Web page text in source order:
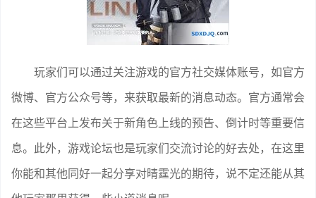
玩家们可以通过关注游戏的官方社交媒体账号，如官方
微博、官方公众号等，来获取最新的消息动态。官方通常会
在这些平台上发布关于新角色上线的预告、倒计时等重要信
息。此外，游戏论坛也是玩家们交流讨论的好去处，在这里
你能和其他同好一起分享对晴霆光的期待，说不定还能从其